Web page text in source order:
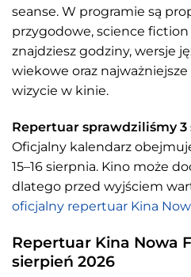
seanse. W programie są
przygodowe, science fiction
znajdziesz godziny, wersje
wiekowe oraz
wizycie w kinie.
Repertuar sprawdziliśmy 3
Oficjalny kalendarz
15–16 sierpnia. Kino może
dlatego przed wyjściem
oficjalny repertuar Kina
Repertuar Kina Nowa
sierpień 2026